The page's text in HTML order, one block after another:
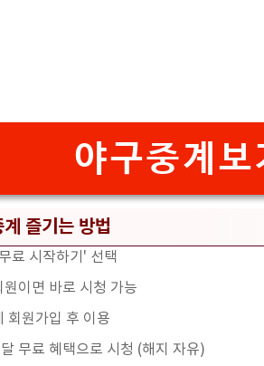
야구중계보
즐기는 방법
료 시작하기' 선택
이면 바로 시청 가능
회원가입 후 이용
무료 혜택으로 시청 (해지 자유)